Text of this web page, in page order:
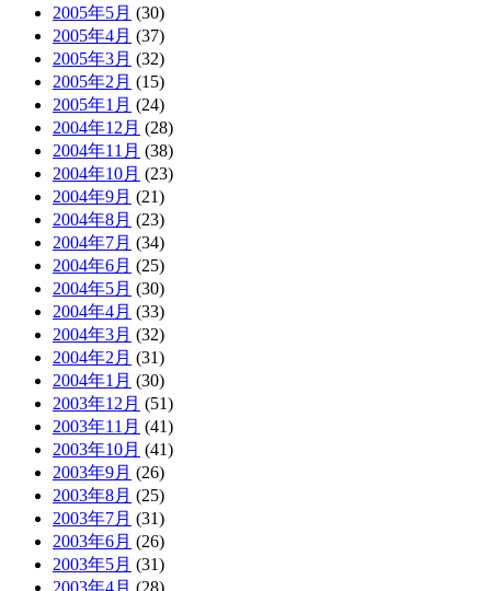
2005年5月 (30)
2005年4月 (37)
2005年3月 (32)
2005年2月 (15)
2005年1月 (24)
2004年12月 (28)
2004年11月 (38)
2004年10月 (23)
2004年9月 (21)
2004年8月 (23)
2004年7月 (34)
2004年6月 (25)
2004年5月 (30)
2004年4月 (33)
2004年3月 (32)
2004年2月 (31)
2004年1月 (30)
2003年12月 (51)
2003年11月 (41)
2003年10月 (41)
2003年9月 (26)
2003年8月 (25)
2003年7月 (31)
2003年6月 (26)
2003年5月 (31)
2003年4月 (28)